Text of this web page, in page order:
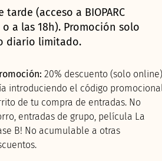
(acceso a BIOPARC
a las 18h). Promoción solo
diario limitado.
20% descuento (solo online)
introduciendo el código
de tu compra de entradas. No
entradas de grupo, película La
B! No acumulable a otras